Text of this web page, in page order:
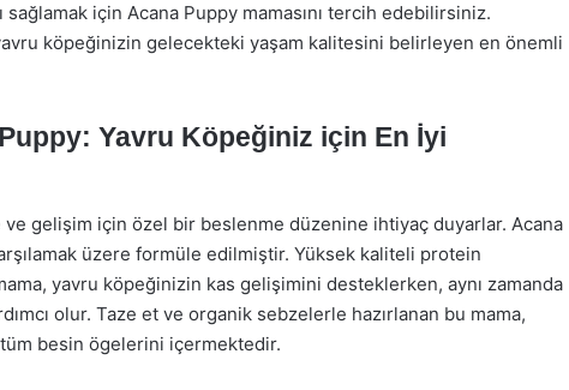
sağlamak için Acana Puppy mamasını tercih edebilirsiniz.
köpeğinizin gelecekteki yaşam kalitesini belirleyen en önemli
Yavru Köpeğiniz için En İyi
ve gelişim için özel bir beslenme düzenine ihtiyaç duyarlar. Acana
üzere formüle edilmiştir. Yüksek kaliteli protein
yavru köpeğinizin kas gelişimini desteklerken, aynı zamanda
olur. Taze et ve organik sebzelerle hazırlanan bu mama,
besin ögelerini içermektedir.